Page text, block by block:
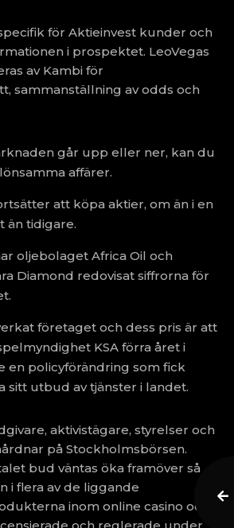
för Aktieinvest kunder och
i prospektet. LeoVegas
av Kambi för
sammanställning av odds och
går upp eller ner, kan du
affärer.
att köpa aktier, om än i en
än tidigare.
oljebolaget Africa Oil och
Diamond redovisat siffrorna för
företaget och dess pris är att
KSA förra året i
en policyförändring som fick
sitt utbud av tjänster i landet.
aktivistägare, styrelser och
på Stockholmsbörsen.
bud väntas öka framöver så
i flera av de liggande
inom online casino och